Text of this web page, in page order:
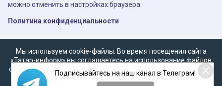
можно отменить в настройках браузера.
Политика конфиденциальности
Мы используем cookie-файлы. Во время посещения сайта
«Татар-информ» вы соглашаетесь на использование файлов
cookie в соответствии с настоящим уведомлением, согласием
наобработку персональных данных,Политикой о
Подписывайтесь на наш канал в Телеграм!